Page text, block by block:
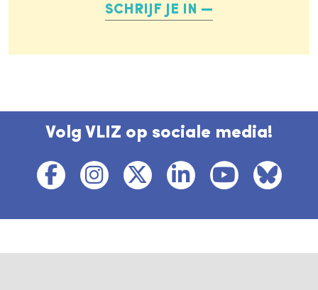
SCHRIJF JE IN
Volg VLIZ op sociale media!